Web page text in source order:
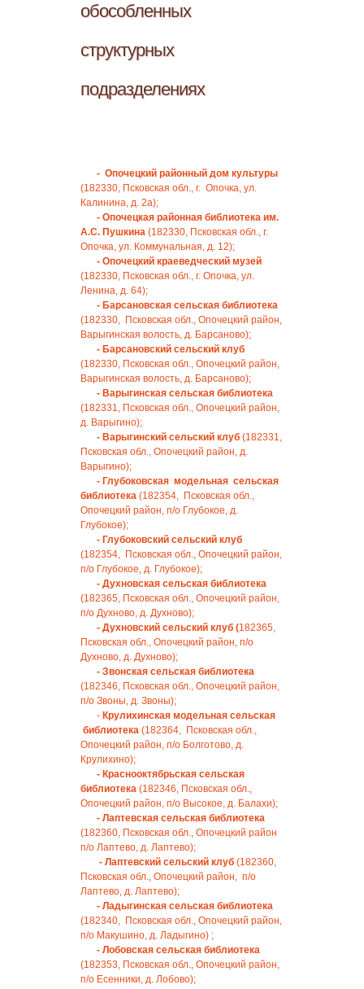
обособленных
структурных
подразделениях
- Опочецкий районный дом культуры
(182330, Псковская обл., г. Опочка, ул.
Калинина, д. 2а);
- Опочецкая районная библиотека им.
А.С. Пушкина (182330, Псковская обл., г.
Опочка, ул. Коммунальная, д. 12);
- Опочецкий краеведческий музей
(182330, Псковская обл., г. Опочка, ул.
Ленина, д. 64);
- Барсановская сельская библиотека
(182330, Псковская обл., Опочецкий район,
Варыгинская волость, д. Барсаново);
- Барсановский сельский клуб
(182330, Псковская обл., Опочецкий район,
Варыгинская волость, д. Барсаново);
- Варыгинская сельская библиотека
(182331, Псковская обл., Опочецкий район,
д. Варыгино);
- Варыгинский сельский клуб (182331,
Псковская обл., Опочецкий район, д.
Варыгино);
- Глубоковская модельная сельская
библиотека (182354, Псковская обл.,
Опочецкий район, п/о Глубокое, д.
Глубокое);
- Глубоковский сельский клуб
(182354, Псковская обл., Опочецкий район,
п/о Глубокое, д. Глубокое);
- Духновская сельская библиотека
(182365, Псковская обл., Опочецкий район,
п/о Духново, д. Духново);
- Духновский сельский клуб (182365,
Псковская обл., Опочецкий район, п/о
Духново, д. Духново);
- Звонская сельская библиотека
(182346, Псковская обл., Опочецкий район,
п/о Звоны, д. Звоны);
- Крулихинская модельная сельская
библиотека (182364, Псковская обл.,
Опочецкий район, п/о Болготово, д.
Крулихино);
- Краснооктябрьская сельская
библиотека (182346, Псковская обл.,
Опочецкий район, п/о Высокое, д. Балахи);
- Лаптевская сельская библиотека
(182360, Псковская обл., Опочецкий район
п/о Лаптево, д. Лаптево);
- Лаптевский сельский клуб (182360,
Псковская обл., Опочецкий район, п/о
Лаптево, д. Лаптево);
- Ладыгинская сельская библиотека
(182340, Псковская обл., Опочецкий район,
п/о Макушино, д. Ладыгино) ;
- Лобовская сельская библиотека
(182353, Псковская обл., Опочецкий район,
п/о Есенники, д. Лобово);